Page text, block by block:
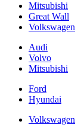
Mitsubishi
Great Wall
Volkswagen
Audi
Volvo
Mitsubishi
Ford
Hyundai
Volkswagen